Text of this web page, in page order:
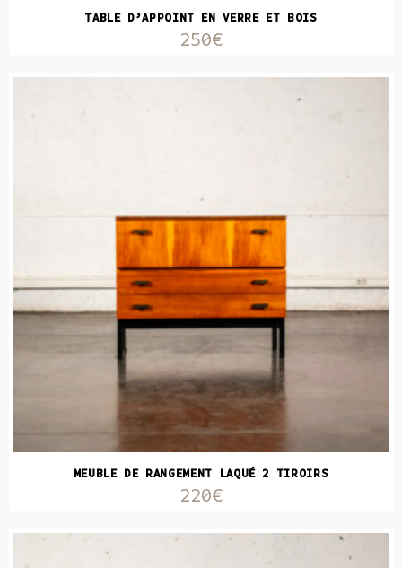
TABLE D’APPOINT EN VERRE ET BOIS
250€
MEUBLE DE RANGEMENT LAQUÉ 2 TIROIRS
220€